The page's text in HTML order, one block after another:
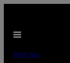
content
Open
High Hui